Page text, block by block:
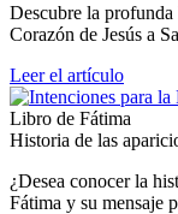
Descubre la profunda
Corazón de Jesús a
Leer el artículo
Libro de Fátima
Historia de las
¿Desea conocer la
Fátima y su mensaje